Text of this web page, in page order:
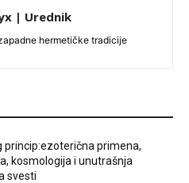
| Urednik
hermetičke tradicije
princip:ezoterična primena,
kosmologija i unutrašnja
svesti